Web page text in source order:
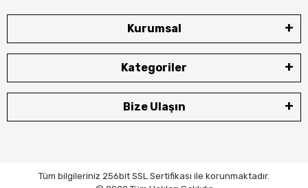
Kurumsal
Kategoriler
Bize Ulaşın
Tüm bilgileriniz 256bit SSL Sertifikası ile korunmaktadır.